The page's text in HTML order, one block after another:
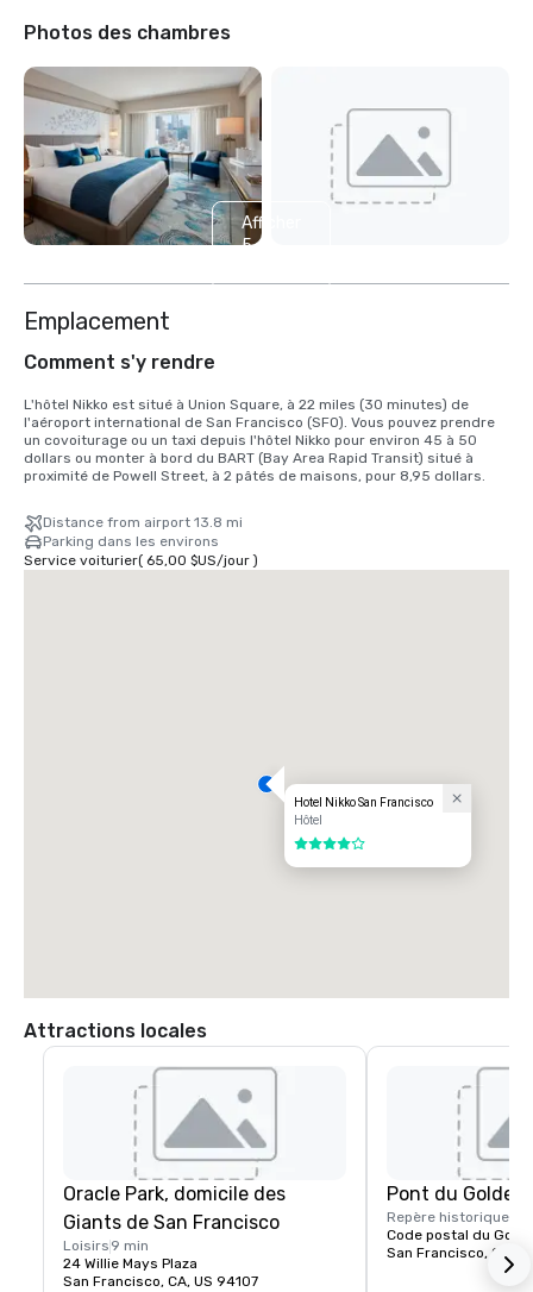
Photos des chambres
Afficher
5
Emplacement
Comment s'y rendre
L'hôtel Nikko est situé à Union Square, à 22 miles (30 minutes) de
l'aéroport international de San Francisco (SFO). Vous pouvez prendre
un covoiturage ou un taxi depuis l'hôtel Nikko pour environ 45 à 50
dollars ou monter à bord du BART (Bay Area Rapid Transit) situé à
proximité de Powell Street, à 2 pâtés de maisons, pour 8,95 dollars.
Distance from airport 13.8 mi
Parking dans les environs
Service voiturier( 65,00 $US/jour)
Hotel Nikko San Francisco
Hôtel
4 sur 5
Attractions locales
Oracle Park, domicile des
Giants de San Francisco
Loisirs 9 min
24 Willie Mays Plaza
San Francisco, CA, US 94107
Pont du Golden
Repère historique
Code postal du
San Francisco, CA,